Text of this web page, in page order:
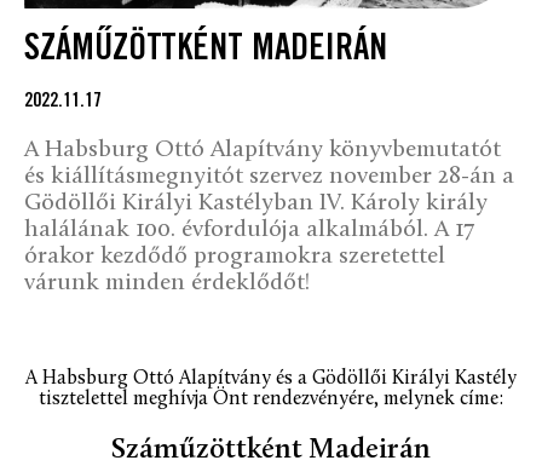
SZÁMŰZÖTTKÉNT MADEIRÁN
2022.11.17
A Habsburg Ottó Alapítvány könyvbemutatót
és kiállításmegnyitót szervez november 28-án a
Gödöllői Királyi Kastélyban IV. Károly király
halálának 100. évfordulója alkalmából. A 17
órakor kezdődő programokra szeretettel
várunk minden érdeklődőt!
A Habsburg Ottó Alapítvány és a Gödöllői Királyi Kastély
tisztelettel meghívja Önt rendezvényére, melynek címe:
Száműzöttként Madeirán